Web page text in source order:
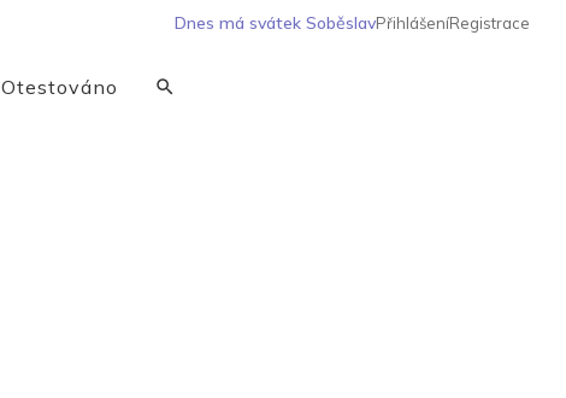
Dnes má svátek SoběslavPřihlášeníRegistrace
Otestováno